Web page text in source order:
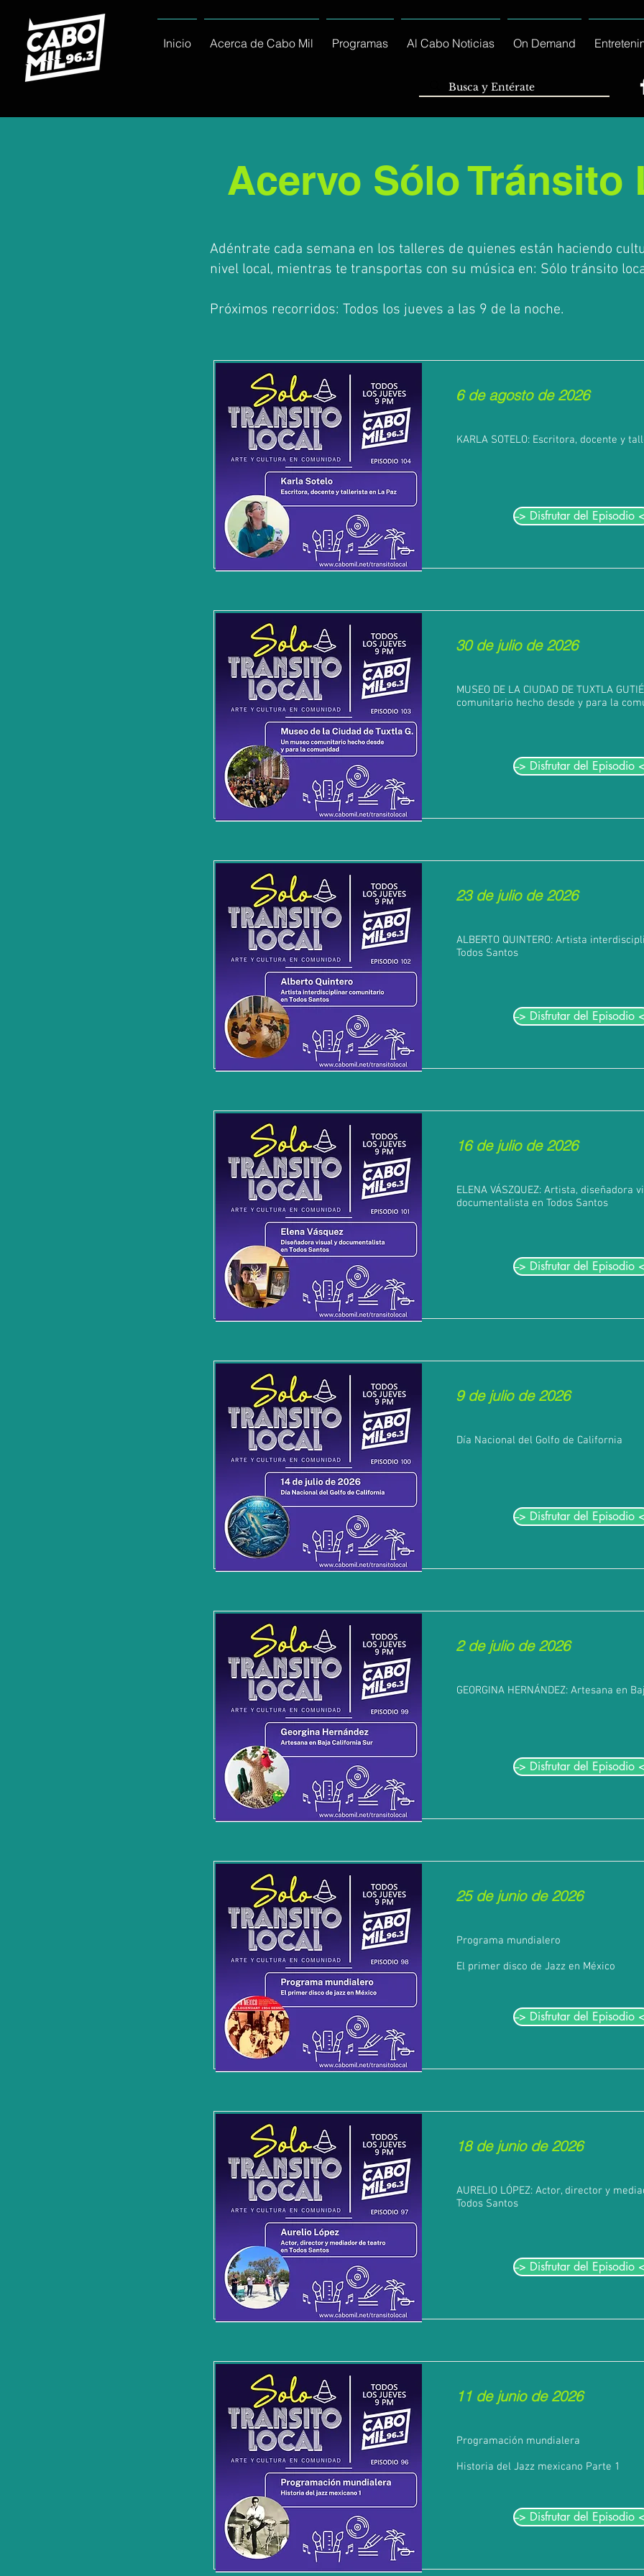
Inicio Acerca de Cabo Mil Programas Al Cabo Noticias On Demand
Acervo Sólo Tránsito
Adéntrate cada semana en los talleres de quienes están haciendo
nivel local, mientras te transportas con su música en: Sólo tránsito
Próximos recorridos: Todos los jueves a las 9 de la noche.
6 de agosto de 2026
KARLA SOTELO: Escritora, docente y
--> Disfrutar del Episodio
30 de julio de 2026
MUSEO DE LA CIUDAD DE TUXTLA
comunitario hecho desde y para la
--> Disfrutar del Episodio
23 de julio de 2026
ALBERTO QUINTERO: Artista
Todos Santos
--> Disfrutar del Episodio
16 de julio de 2026
ELENA VÁSZQUEZ: Artista, diseñadora
documentalista en Todos Santos
--> Disfrutar del Episodio
9 de julio de 2026
Día Nacional del Golfo de California
--> Disfrutar del Episodio
2 de julio de 2026
GEORGINA HERNÁNDEZ: Artesana en
--> Disfrutar del Episodio
25 de junio de 2026
Programa mundialero
El primer disco de Jazz en México
--> Disfrutar del Episodio
18 de junio de 2026
AURELIO LÓPEZ: Actor, director y
Todos Santos
--> Disfrutar del Episodio
11 de junio de 2026
Programación mundialera
Historia del Jazz mexicano Parte 1
--> Disfrutar del Episodio